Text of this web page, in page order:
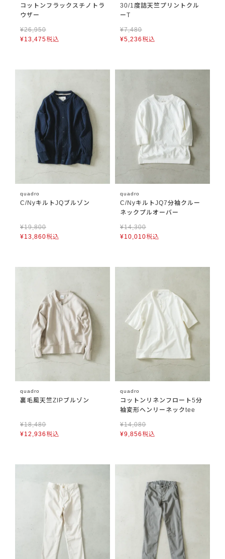
コットンフラックスチノトラ
ウザー
¥26,950
¥13,475税込
30/1度詰天竺プリントクル
ーT
¥7,480
¥5,236税込
quadro
C/NyキルトJQブルゾン
¥19,800
¥13,860税込
quadro
C/NyキルトJQ7分袖クルー
ネックプルオーバー
¥14,300
¥10,010税込
quadro
裏毛風天竺ZIPブルゾン
¥18,480
¥12,936税込
quadro
コットンリネンフロート5分
袖変形ヘンリーネックtee
¥14,080
¥9,856税込